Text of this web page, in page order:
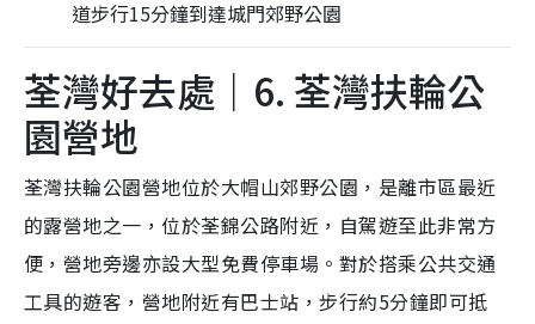
道步行15分鐘到達城門郊野公園
荃灣好去處｜6. 荃灣扶輪公
園營地
荃灣扶輪公園營地位於大帽山郊野公園，是離市區最近
的露營地之一，位於荃錦公路附近，自駕遊至此非常方
便，營地旁邊亦設大型免費停車場。對於搭乘公共交通
工具的遊客，營地附近有巴士站，步行約5分鐘即可抵